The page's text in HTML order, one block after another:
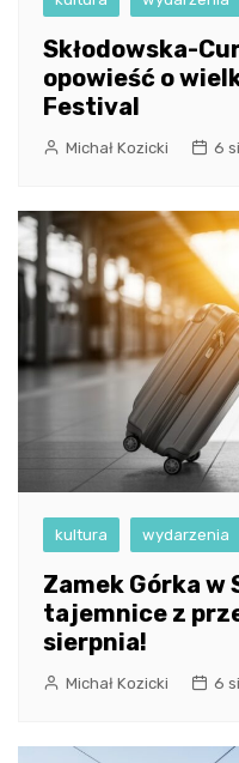
Skłodowska-
opowieść o
Festival
Michał Kozicki 6
kultura wydarzenia
Zamek Górka w
tajemnice z
sierpnia!
Michał Kozicki 6